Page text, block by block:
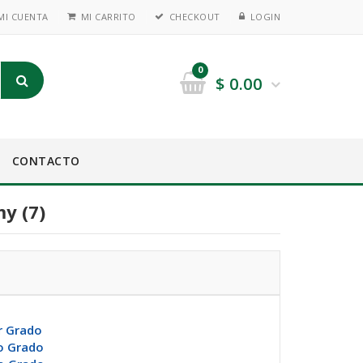
CUENTA MI CARRITO CHECKOUT LOGIN
0
$ 0.00
CONTACTO
(7)
Grado
Grado